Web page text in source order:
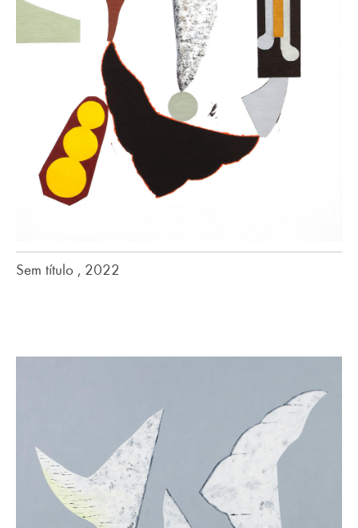
Sem título , 2022